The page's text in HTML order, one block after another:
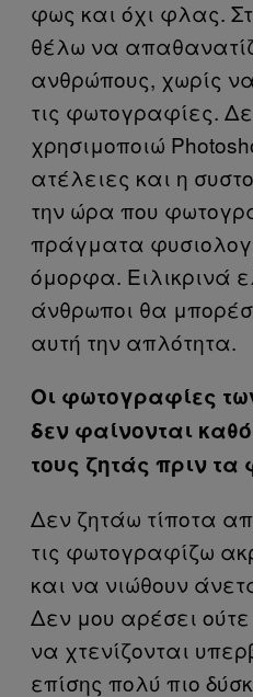
φως και όχι φλας.
θέλω να
ανθρώπους, χωρίς
τις φωτογραφίες.
χρησιμοποιώ
ατέλειες και η
την ώρα που
πράγματα
όμορφα. Ειλικρινά
άνθρωποι θα
αυτή την απλότητα.
Οι φωτογραφίες
δεν φαίνονται
τους ζητάς πριν
Δεν ζητάω τίποτα
τις φωτογραφίζω
και να νιώθουν
Δεν μου αρέσει
να χτενίζονται
επίσης πολύ πιο